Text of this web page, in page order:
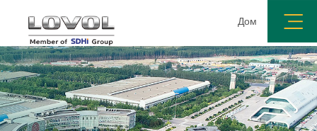
Дом
О компании Структура собственности